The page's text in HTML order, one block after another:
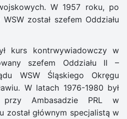
W 1957 roku, po
został szefem Oddziału
kurs kontrwywiadowczy w
szefem Oddziału II –
WSW Śląskiego Okręgu
W latach 1976-1980 był
przy Ambasadzie PRL w
został głównym specjalistą w